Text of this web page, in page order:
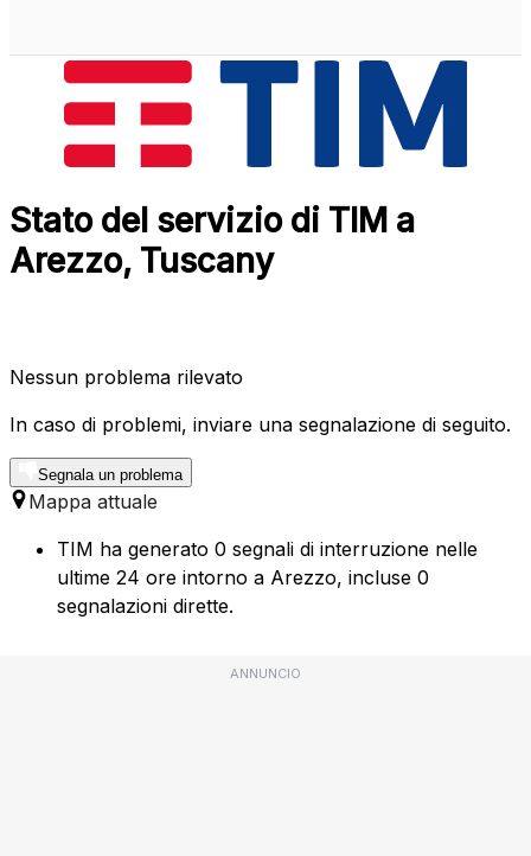
Stato del servizio di TIM a
Arezzo, Tuscany
Nessun problema rilevato
In caso di problemi, inviare una segnalazione di seguito.
Segnala un problema
Mappa attuale
TIM ha generato 0 segnali di interruzione nelle
ultime 24 ore intorno a Arezzo, incluse 0
segnalazioni dirette.
ANNUNCIO